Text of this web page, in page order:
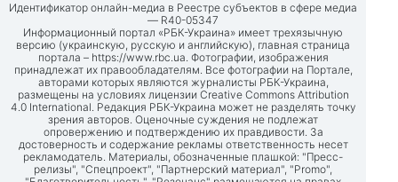
Идентификатор онлайн-медиа в Реестре субъектов в сфере медиа
— R40-05347
Информационный портал «РБК-Украина» имеет трехязычную
версию (украинскую, русскую и английскую), главная страница
портала – https://www.rbc.ua. Фотографии, изображения
принадлежат их правообладателям. Все фотографии на Портале,
авторами которых являются журналисты РБК-Украина,
размещены на условиях лицензии Creative Commons Attribution
4.0 International. Редакция РБК-Украина может не разделять точку
зрения авторов. Оценочные суждения не подлежат
опровержению и подтверждению их правдивости. За
достоверность и содержание рекламы ответственность несет
рекламодатель. Материалы, обозначенные плашкой: "Пресс-
релизы", "Спецпроект", "Партнерский материал", "Promo",